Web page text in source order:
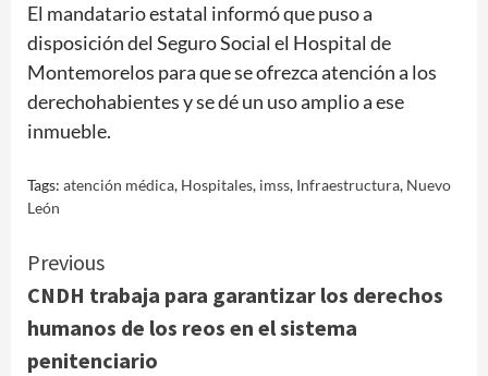
El mandatario estatal informó que puso a
disposición del Seguro Social el Hospital de
Montemorelos para que se ofrezca atención a los
derechohabientes y se dé un uso amplio a ese
inmueble.
Tags: atención médica, Hospitales, imss, Infraestructura, Nuevo
León
Continue
Reading
Previous
CNDH trabaja para garantizar los derechos
humanos de los reos en el sistema
penitenciario